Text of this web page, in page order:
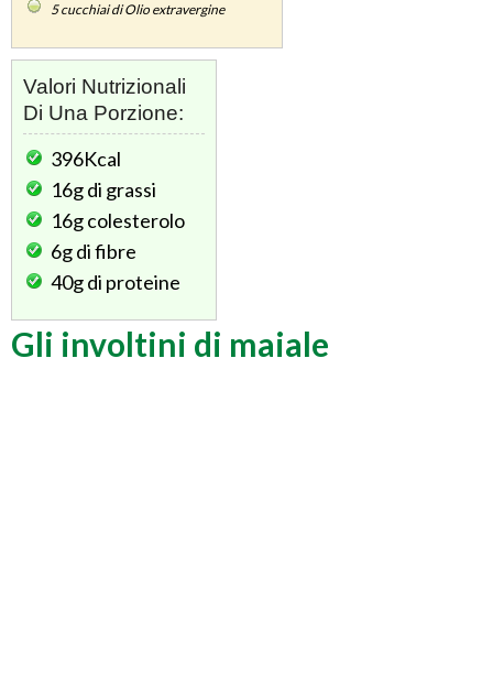
5cucchiai di Olio extravergine
Valori Nutrizionali
Di Una Porzione:
396Kcal
16gdi grassi
16gcolesterolo
6gdi fibre
40gdi proteine
Gli involtini di maiale